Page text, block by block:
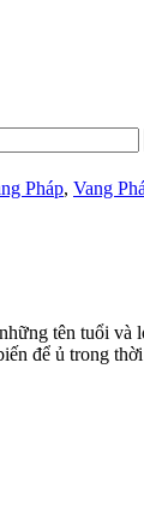
Pháp, Vang
tên tuổi
để ủ trong